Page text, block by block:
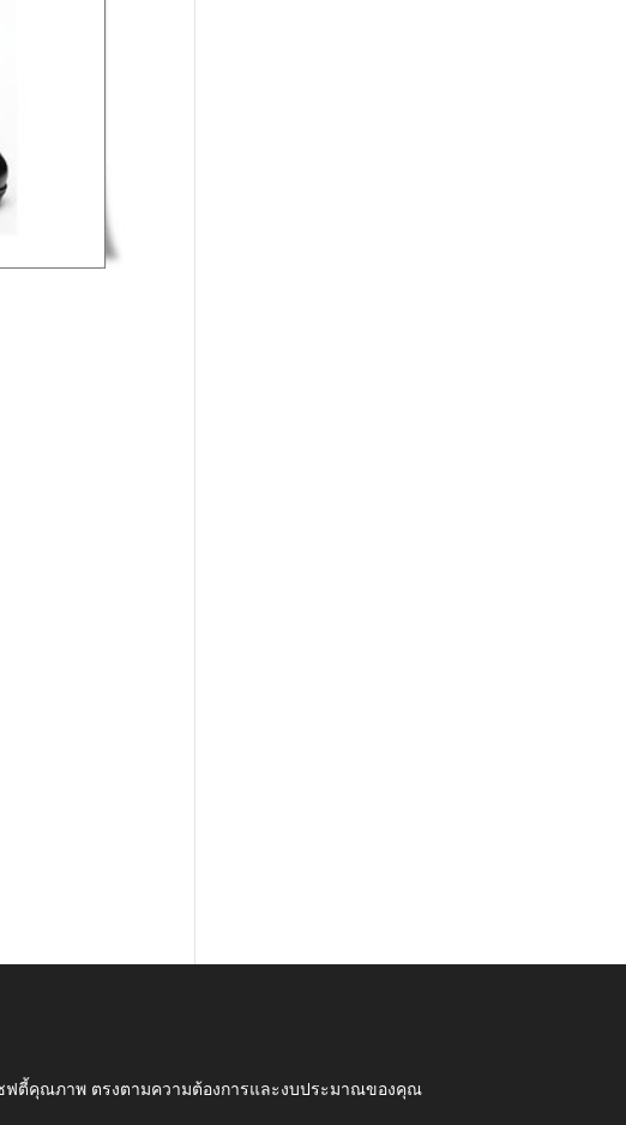
ซฟตี้คุณภาพ ตรงตามความต้องการและงบประมาณของคุณ